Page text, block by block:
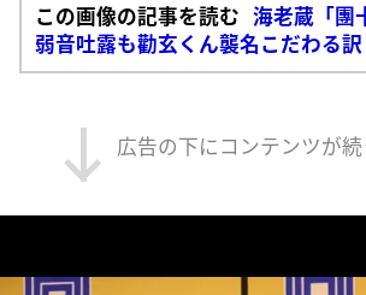
この画像の記事を読む 海老蔵「團
弱音吐露も勸玄くん襲名こだわる訳
広告の下にコンテンツが